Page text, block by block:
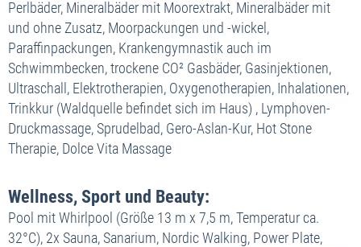
Einzelzimmer Superior Plus
1.008,- €
22.11. bis 20.12.2026
Doppelzimmer Superior
763,- €
Doppelzimmer Superior Plus
819,- €
Einzelzimmer Superior
857,- €
Einzelzimmer Superior Plus
913,- €
Doppelzimmer Superior Plus
969,- €
Einzelzimmer Superior
1.008,- €
Einzelzimmer Superior Plus
1.064,- €
22.11. bis 20.12.2026
Doppelzimmer Superior
819,- €
Doppelzimmer Superior Plus
875,- €
Einzelzimmer Superior
Perlbäder, Mineralbäder mit Moorextrakt, Mineralbäder mit
und ohne Zusatz, Moorpackungen und -wickel,
Paraffinpackungen, Krankengymnastik auch im
Schwimmbecken, trockene CO² Gasbäder, Gasinjektionen,
Ultraschall, Elektrotherapien, Oxygenotherapien, Inhalationen,
Trinkkur (Waldquelle befindet sich im Haus) , Lymphoven-
Druckmassage, Sprudelbad, Gero-Aslan-Kur, Hot Stone
Therapie, Dolce Vita Massage
Wellness, Sport und Beauty:
Pool mit Whirlpool (Größe 13 m x 7,5 m, Temperatur ca.
32°C), 2x Sauna, Sanarium, Nordic Walking, Power Plate,